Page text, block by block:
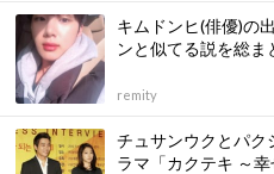
キムドンヒ(俳優)の
ンと似てる説を総ま
remity
チュサンウクとパク
ラマ「カクテキ ～